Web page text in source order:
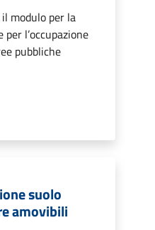
modulo per la
l’occupazione
pubbliche
suolo
amovibili